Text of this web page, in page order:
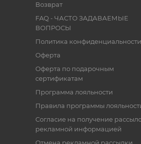
Возврат
FAQ - ЧАСТО ЗАДАВАЕМЫЕ
ВОПРОСЫ
Политика конфиденциальности
Оферта
Оферта по подарочным
сертификатам
Программа лояльности
Правила программы
Согласие на получение
рекламной информацией